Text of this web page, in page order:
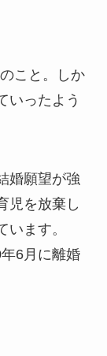
こと。しか
いったよう
婚願望が強
児を放棄し
ます。
6月に離婚